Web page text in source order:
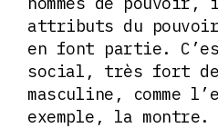
attributs du
en font partie.
social, très fort
masculine, comme
exemple, la montre.